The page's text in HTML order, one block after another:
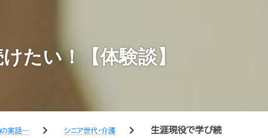
たい！【体験談】
の実話― chevron_right シニア世代・介護 chevron_right
生涯現役で学び続